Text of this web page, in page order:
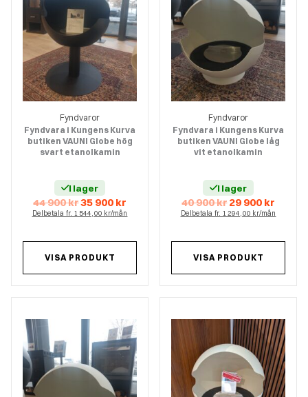
Fyndvaror
Fyndvara i Kungens Kurva
butiken VAUNI Globe hög
svart etanolkamin
I lager
44 900krDet
ursprungliga
priset
900 kr.
35 900 krDet
nuvarande
priset
900 kr.
Delbetala fr. 1 544,00 kr/mån
VISA PRODUKT
Fyndvaror
Fyndvara i Kungens Kurva
butiken VAUNI Globe låg
vit etanolkamin
I lager
40 900krDet
ursprungliga
priset
900 kr.
29 900 krDet
priset
900 kr.
Delbetala fr. 1 294,00 kr/mån
VISA PRODUKT